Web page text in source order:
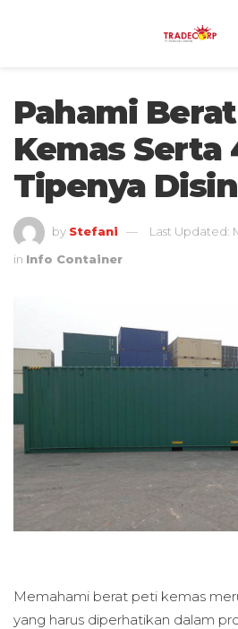
Pahami
Kemas Serta
Tipenya
by Stefani
Last Updated:
in Info Container
Memahami berat peti kemas
yang harus diperhatikan dalam